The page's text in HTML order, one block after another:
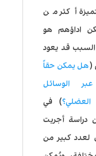
أكثر من
اداؤهم هو
قد يعود
(هل يمكن حقاً
الوسائل
العضلي؟) في
دراسة أجريت
لعدد كبير من